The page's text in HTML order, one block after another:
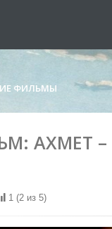
ФИЛЬМЫ
АХМЕТ –
1 (2 из 5)